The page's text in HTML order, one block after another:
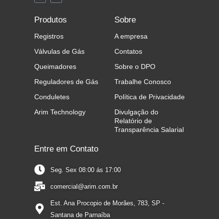
c
b
o
k
-
n
e
d
n
Produtos
Registros
Válvulas de Gás
Queimadores
Reguladores de Gás
Conduletes
Arim Technology
Sobre
A empresa
Contatos
Sobre o DPO
Trabalhe Conosco
Política de Privacidade
Divulgação do
Relatório de
Transparência Salarial
Entre em Contato
Seg. Sex 08:00 ás 17:00
comercial@arim.com.br
Est. Ana Procopio de Morães, 783, SP -
Santana de Parnaíba